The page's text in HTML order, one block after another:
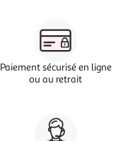
Paiement sécurisé en ligne
ou au retrait